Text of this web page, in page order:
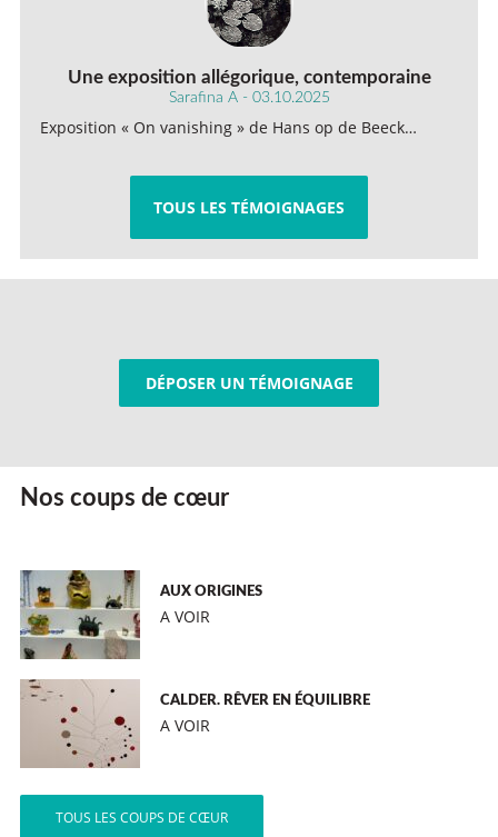
Une exposition allégorique, contemporaine
Sarafina A - 03.10.2025
Exposition « On vanishing » de Hans op de Beeck…
TOUS LES TÉMOIGNAGES
DÉPOSER UN TÉMOIGNAGE
Nos coups de cœur
AUX ORIGINES
A VOIR
CALDER. RÊVER EN ÉQUILIBRE
A VOIR
TOUS LES COUPS DE CŒUR